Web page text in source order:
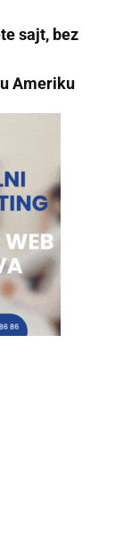
sajt, bez
Ameriku